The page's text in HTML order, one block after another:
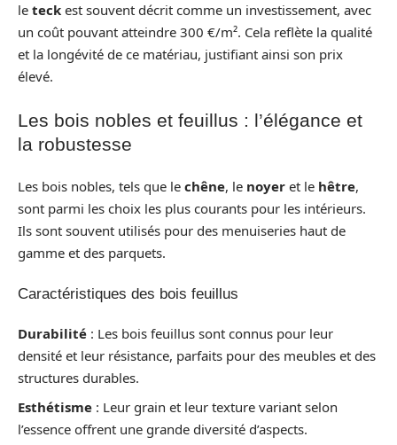
le teck est souvent décrit comme un investissement, avec
un coût pouvant atteindre 300 €/m². Cela reflète la qualité
et la longévité de ce matériau, justifiant ainsi son prix
élevé.
Les bois nobles et feuillus : l’élégance et
la robustesse
Les bois nobles, tels que le chêne, le noyer et le hêtre,
sont parmi les choix les plus courants pour les intérieurs.
Ils sont souvent utilisés pour des menuiseries haut de
gamme et des parquets.
Caractéristiques des bois feuillus
Durabilité : Les bois feuillus sont connus pour leur
densité et leur résistance, parfaits pour des meubles et des
structures durables.
Esthétisme : Leur grain et leur texture variant selon
l’essence offrent une grande diversité d’aspects.